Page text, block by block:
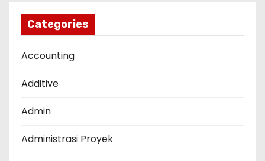
Categories
Accounting
Additive
Admin
Administrasi Proyek